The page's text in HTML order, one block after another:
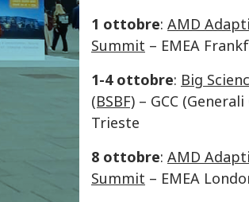
1 ottobre: AMD
Summit – EMEA
1-4 ottobre: Big
(BSBF) – GCC
Trieste
8 ottobre: AMD
Summit – EMEA